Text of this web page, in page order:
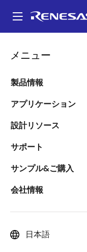
ン
メニュー
製品情報
アプリケーション
設計リソース
サポート
サンプル&ご購入
会社情報
日本語
パ
ン
く
ず
HVACシステム
HVACシ